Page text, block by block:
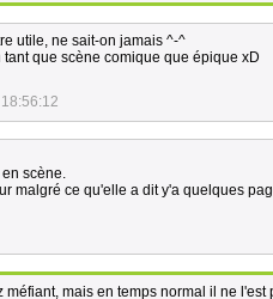
utile, ne sait-on jamais ^-^
que scène comique que épique xD
scène.
malgré ce qu'elle a dit y'a quelques
mais en temps normal il ne